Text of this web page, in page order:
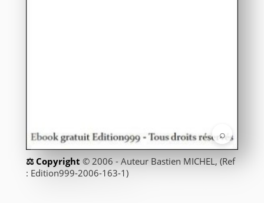
⌕
© 2006 - Auteur Bastien MICHEL, (Ref
: Edition999-2006-163-1)